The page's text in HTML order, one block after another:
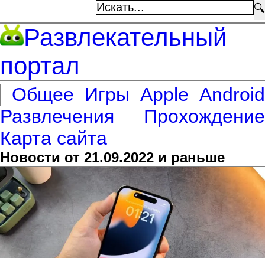
🔍
Развлекательный
портал
Общее Игры Apple Android
Развлечения
Прохождение
Карта сайта
Новости от 21.09.2022 и раньше